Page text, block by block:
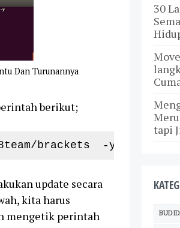
Dan Turunannya
berikut;
brackets -y
update secara
kita harus
mengetik perintah
30
tapi